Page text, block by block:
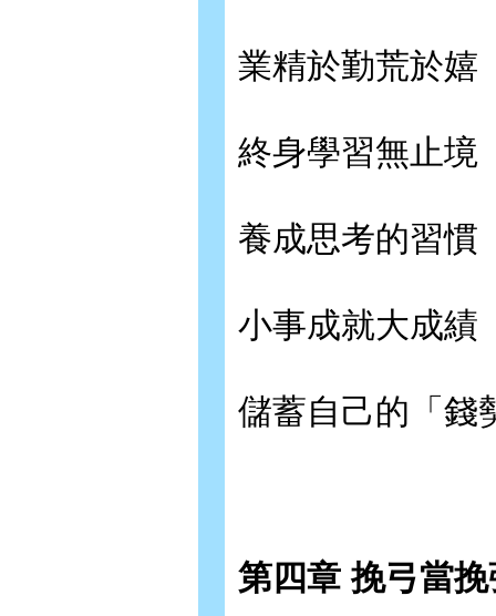
業精於勤荒於嬉
終身學習無止境
養成思考的習慣
小事成就大成績
儲蓄自己的「錢
第四章 挽弓當